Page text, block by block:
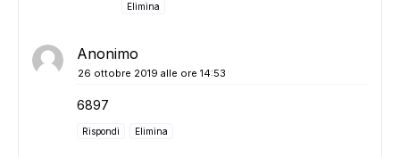
Elimina
Anonimo
26 ottobre 2019 alle ore 14:53
6897
Rispondi Elimina